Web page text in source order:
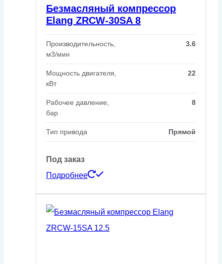
Безмасляный компрессор
Elang ZRCW-30SA 8
Производительность,
м3/мин
3.6
Мощность двигателя,
кВт
22
Рабочее давление,
бар
8
Тип привода Прямой
Под заказ
Подробнее